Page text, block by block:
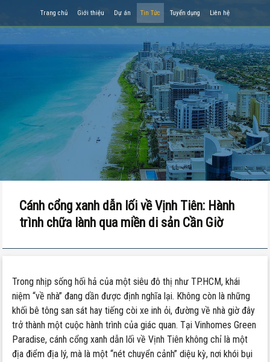
Trang chủ Giới thiệu Dự án Tin Tức Tuyển dụng Liên hệ
Cánh cổng xanh dẫn lối về Vịnh Tiên: Hành
trình chữa lành qua miền di sản Cần Giờ
Trong nhịp sống hối hả của một siêu đô thị như TP.HCM, khái
niệm “về nhà” đang dần được định nghĩa lại. Không còn là những
khối bê tông san sát hay tiếng còi xe inh ỏi, đường về nhà giờ đây
trở thành một cuộc hành trình của giác quan. Tại Vinhomes Green
Paradise, cánh cổng xanh dẫn lối về Vịnh Tiên không chỉ là một
địa điểm địa lý, mà là một “nét chuyển cảnh” diệu kỳ, nơi khói bụi